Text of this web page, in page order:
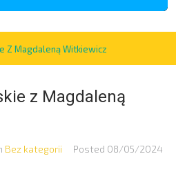
Kontakt
Z Magdaleną Witkiewicz
z Magdaleną
Bez kategorii Posted 08/05/2024